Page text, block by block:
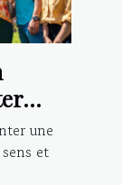
une
et